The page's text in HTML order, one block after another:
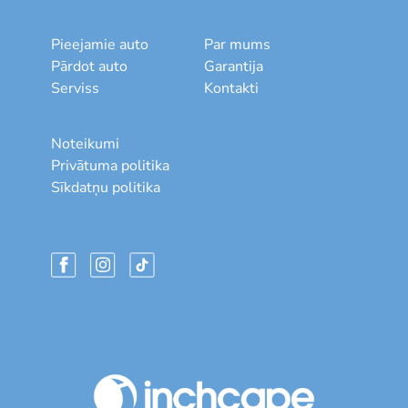
Pieejamie auto
Pārdot auto
Serviss
Par mums
Garantija
Kontakti
Noteikumi
Privātuma politika
Sīkdatņu politika